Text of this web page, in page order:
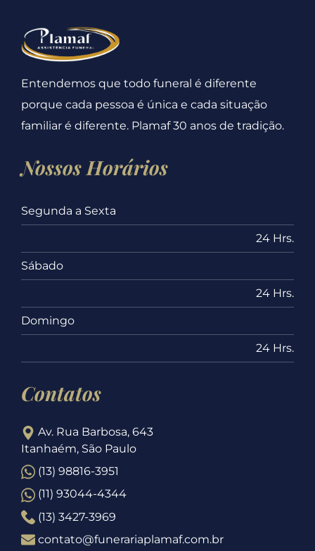
Entendemos que todo funeral é diferente
porque cada pessoa é única e cada situação
familiar é diferente. Plamaf 30 anos de tradição.
Nossos Horários
Segunda a Sexta
24 Hrs.
Sábado
24 Hrs.
Domingo
24 Hrs.
Contatos
Av. Rua Barbosa, 643
Itanhaém, São Paulo
(13) 98816-3951
(11) 93044-4344
(13) 3427-3969
contato@funerariaplamaf.com.br